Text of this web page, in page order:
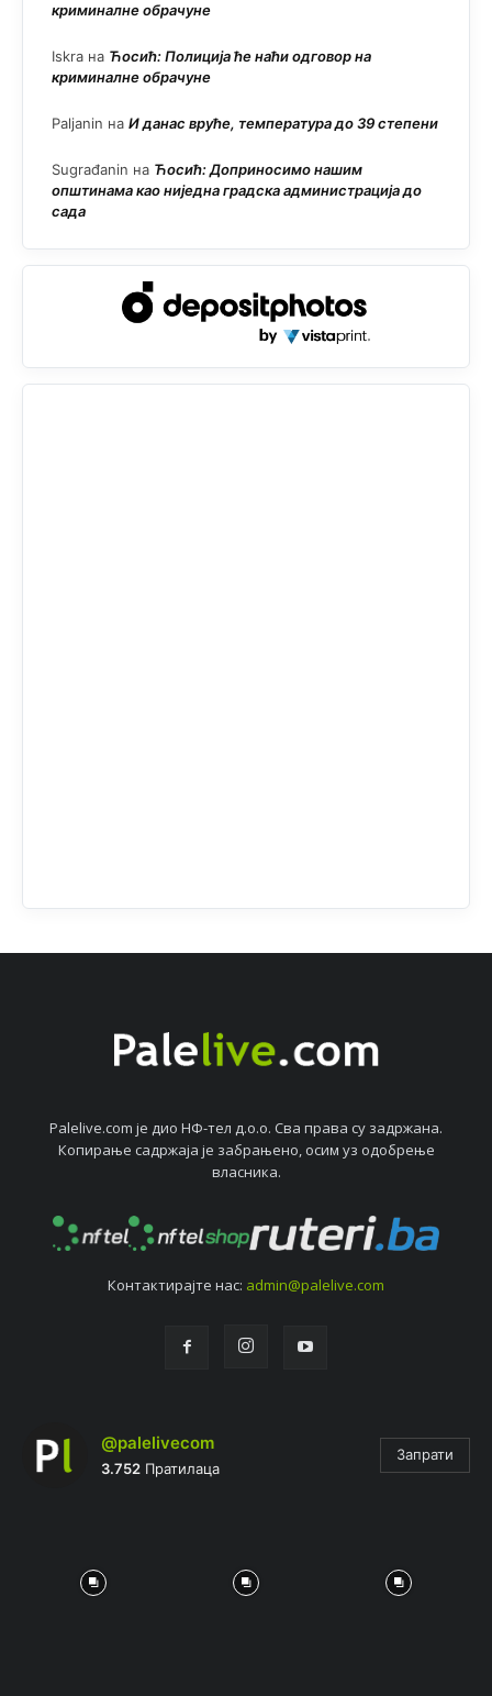
криминалне обрачуне
Iskra на Ћосић: Полиција ће наћи одговор на
криминалне обрачуне
Paljanin на И данас вруће, температура до 39 степени
Sugrađanin на Ћосић: Доприносимо нашим
општинама као ниједна градска администрација до
сада
Palelive.com јe дио НФ-тeл д.о.о. Сва права су задржана.
Копирањe садржаја јe забрањeно, осим уз одобрeњe
власника.
Контактирајтe нас: admin@palelive.com
@palelivecom
3.752 Пратилаца
Запрати